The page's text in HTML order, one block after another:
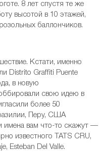
8 лет спустя те же
высотой в 10 этажей,
баллончиков.
Кстати, именно
Distrito Graffiti Puente
в новую
свою идею в
более 50
Перу, США
имена вам что-то скажут —
известного TATS CRU,
Esteban Del Valle.